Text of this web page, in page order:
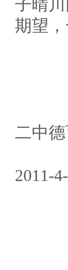
子晴
期望
二中
2011-